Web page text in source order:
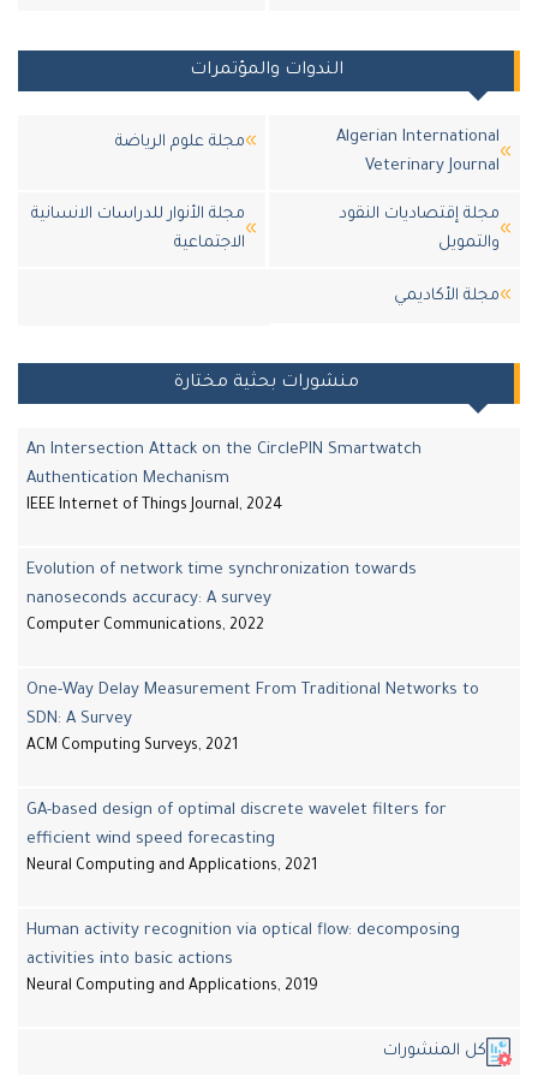
الندوات والمؤتمرات
Algerian
Veterinary
مجلة علوم الرياضة
إقتصاديات النقود
مجلة الأنوار للدراسات الانسانية
الاجتماعية
اﻷكاديمي
منشورات بحثية مختارة
An Intersection Attack on the CirclePIN Smartwatch
Authentication Mechanism
IEEE Internet of Things Journal, 2024
Evolution of network time synchronization towards
nanoseconds accuracy: A survey
Computer Communications, 2022
One-Way Delay Measurement From Traditional Networks to
SDN: A Survey
ACM Computing Surveys, 2021
GA-based design of optimal discrete wavelet filters for
efficient wind speed forecasting
Neural Computing and Applications, 2021
Human activity recognition via optical flow: decomposing
activities into basic actions
Neural Computing and Applications, 2019
كل المنشورات